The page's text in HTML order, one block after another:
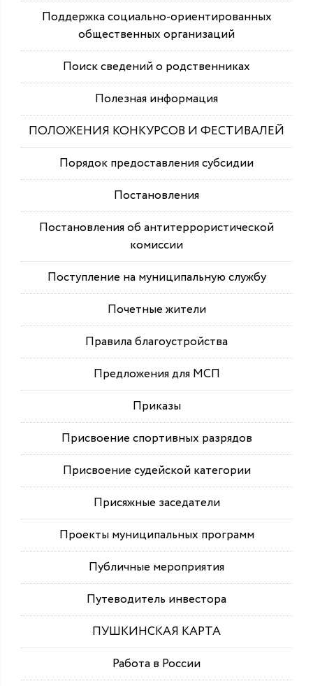
Поддержка социально-ориентированных
общественных организаций
Поиск сведений о родственниках
Полезная информация
ПОЛОЖЕНИЯ КОНКУРСОВ И ФЕСТИВАЛЕЙ
Порядок предоставления субсидии
Постановления
Постановления об антитеррористической
комиссии
Поступление на муниципальную службу
Почетные жители
Правила благоустройства
Предложения для МСП
Приказы
Присвоение спортивных разрядов
Присвоение судейской категории
Присяжные заседатели
Проекты муниципальных программ
Публичные мероприятия
Путеводитель инвестора
ПУШКИНСКАЯ КАРТА
Работа в России